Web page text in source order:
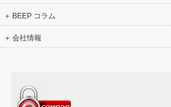
BEEP コラム
会社情報